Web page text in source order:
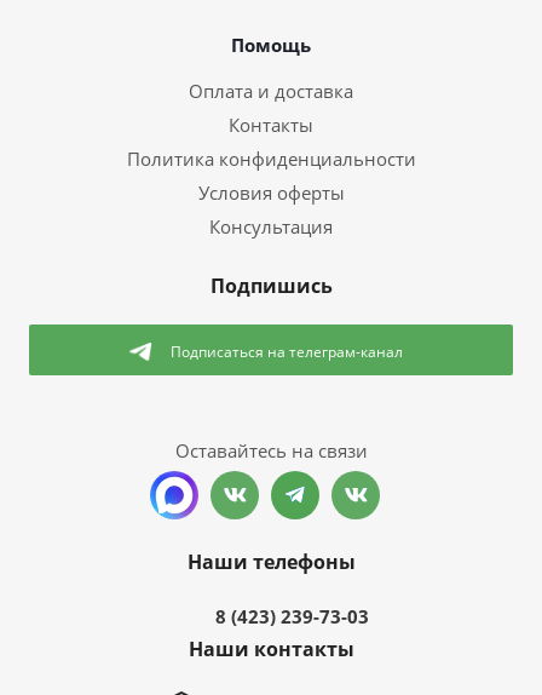
Помощь
Оплата и доставка
Контакты
Политика конфиденциальности
Условия оферты
Консультация
Подпишись
Подписаться на телеграм-канал
Оставайтесь на связи
Наши телефоны
8 (423) 239-73-03
Наши контакты